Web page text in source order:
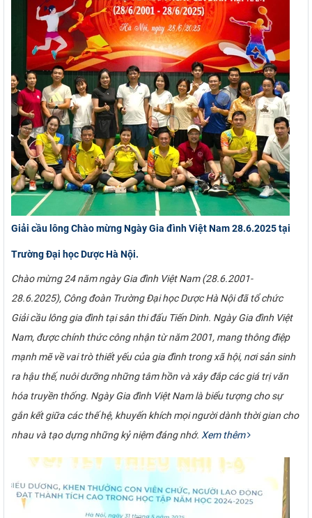
Giải cầu lông Chào mừng Ngày Gia đình Việt Nam 28.6.2025 tại
Trường Đại học Dược Hà Nội.
Chào mừng 24 năm ngày Gia đình Việt Nam (28.6.2001-
28.6.2025), Công đoàn Trường Đại học Dược Hà Nội đã tổ chức
Giải cầu lông gia đình tại sân thi đấu Tiến Dinh. Ngày Gia đình Việt
Nam, được chính thức công nhận từ năm 2001, mang thông điệp
mạnh mẽ về vai trò thiết yếu của gia đình trong xã hội, nơi sản sinh
ra hậu thế, nuôi dưỡng những tâm hồn và xây đắp các giá trị văn
hóa truyền thống. Ngày Gia đình Việt Nam là biểu tượng cho sự
gắn kết giữa các thế hệ, khuyến khích mọi người dành thời gian cho
nhau và tạo dựng những kỷ niệm đáng nhớ.Xem thêm